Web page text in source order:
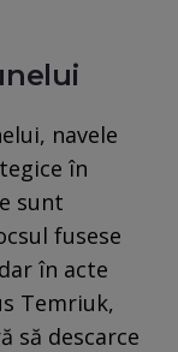
navele
în
sunt
fusese
în acte
Temriuk,
să descarce